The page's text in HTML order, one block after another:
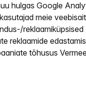
hulgas Google
meie
reklaamide
tõhusus